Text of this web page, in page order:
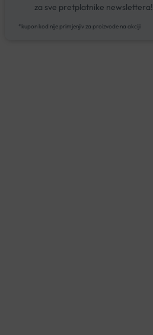
za sve pretplatnike newslettera!
*kupon kod nije primjenjiv za proizvode na akciji